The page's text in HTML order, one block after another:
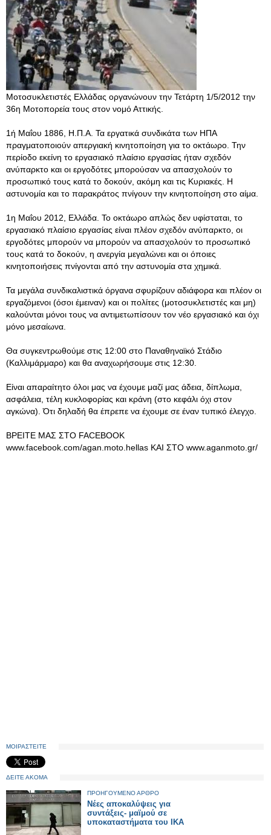
Μοτοσυκλετιστές Ελλάδας οργανώνουν την Τετάρτη 1/5/2012 την
36η Μοτοπορεία τους στον νομό Αττικής.
1ή Μαΐου 1886, Η.Π.Α. Τα εργατικά συνδικάτα των ΗΠΑ
πραγματοποιούν απεργιακή κινητοποίηση για το οκτάωρο. Την
περίοδο εκείνη το εργασιακό πλαίσιο εργασίας ήταν σχεδόν
ανύπαρκτο και οι εργοδότες μπορούσαν να απασχολούν το
προσωπικό τους κατά το δοκούν, ακόμη και τις Κυριακές. Η
αστυνομία και το παρακράτος πνίγουν την κινητοποίηση στο αίμα.
1η Μαΐου 2012, Ελλάδα. Το οκτάωρο απλώς δεν υφίσταται, το
εργασιακό πλαίσιο εργασίας είναι πλέον σχεδόν ανύπαρκτο, οι
εργοδότες μπορούν να μπορούν να απασχολούν το προσωπικό
τους κατά το δοκούν, η ανεργία μεγαλώνει και οι όποιες
κινητοποιήσεις πνίγονται από την αστυνομία στα χημικά.
Τα μεγάλα συνδικαλιστικά όργανα σφυρίζουν αδιάφορα και πλέον οι
εργαζόμενοι (όσοι έμειναν) και οι πολίτες (μοτοσυκλετιστές και μη)
καλούνται μόνοι τους να αντιμετωπίσουν τον νέο εργασιακό και όχι
μόνο μεσαίωνα.
Θα συγκεντρωθούμε στις 12:00 στο Παναθηναϊκό Στάδιο
(Καλλιμάρμαρο) και θα αναχωρήσουμε στις 12:30.
Είναι απαραίτητο όλοι μας να έχουμε μαζί μας άδεια, δίπλωμα,
ασφάλεια, τέλη κυκλοφορίας και κράνη (στο κεφάλι όχι στον
αγκώνα). Ότι δηλαδή θα έπρεπε να έχουμε σε έναν τυπικό έλεγχο.
ΒΡΕΙΤΕ ΜΑΣ ΣΤΟ FACEBOOK
www.facebook.com/agan.moto.hellas ΚΑΙ ΣΤΟ www.aganmoto.gr/
ΜΟΙΡΑΣΤΕΙΤΕ
ΔΕΙΤΕ ΑΚΟΜΑ
ΠΡΟΗΓΟΥΜΕΝΟ ΑΡΘΡΟ
Νέες αποκαλύψεις για
συντάξεις- μαϊμού σε
υποκαταστήματα του ΙΚΑ